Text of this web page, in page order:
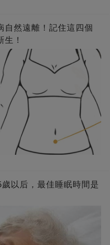
自然遠離！記住這四個
！
以后，最佳睡眠時間是